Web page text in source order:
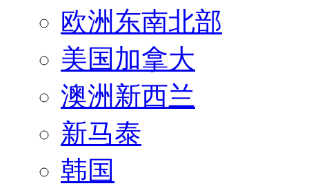
欧洲东南北部
美国加拿大
澳洲新西兰
新马泰
韩国